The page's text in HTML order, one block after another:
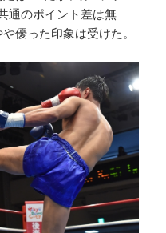
通のポイント差は無
優った印象は受けた。